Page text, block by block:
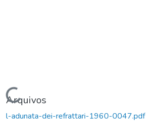
Carregando...
Arquivos
l-adunata-dei-refrattari-1960-0047.pdf